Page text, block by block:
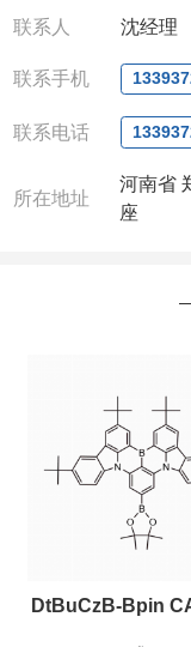
联系人: 沈晓
联系人 沈经理
联系手机
联系电话
所在地址
河南省
座
DtBuCzB-Bpin CAS号：